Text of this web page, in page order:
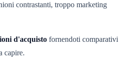
contrastanti, troppo marketing
d'acquisto fornendoti comparativi
capire.